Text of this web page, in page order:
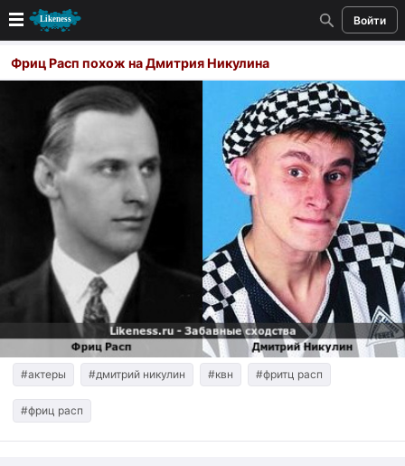
Войти
Новые
Лучшие
Голосование
Кандидаты
Случайное сходство 👍
Создать сходство
Для публикации необходима авторизация
Поиск
Фриц Расп похож на Дмитрия Никулина
#актеры #дмитрий никулин #квн #фритц расп
#фриц расп